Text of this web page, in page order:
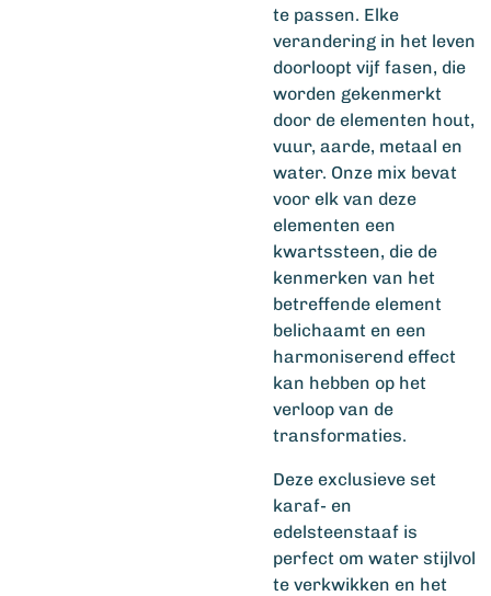
te passen. Elke
verandering in het leven
doorloopt vijf fasen, die
worden gekenmerkt
door de elementen hout,
vuur, aarde, metaal en
water. Onze mix bevat
voor elk van deze
elementen een
kwartssteen, die de
kenmerken van het
betreffende element
belichaamt en een
harmoniserend effect
kan hebben op het
verloop van de
transformaties.
Deze exclusieve set
karaf- en
edelsteenstaaf is
perfect om water stijlvol
te verkwikken en het